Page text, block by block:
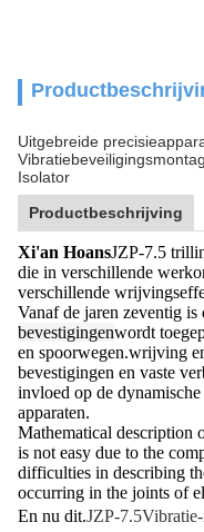
Uitgebreide
Isolator
Productbeschrijving
Xi'an HoansJZP-7.5
die in verschillende
verschillende
Vanaf de jaren zeventig is
bevestigingenwordt
en spoorwegen.wrijving
bevestigingen en vaste
invloed op de
apparaten.
Mathematical description
is not easy due to the
difficulties in describing
occurring in the joints of
En nu dit.JZP-7.5